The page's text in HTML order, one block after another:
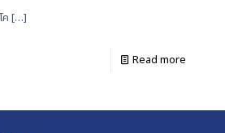
ค[…]
Read more